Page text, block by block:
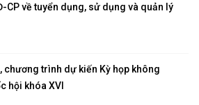
CP về tuyển dụng, sử dụng và quản lý
trình dự kiến Kỳ họp không
hội khóa XVI